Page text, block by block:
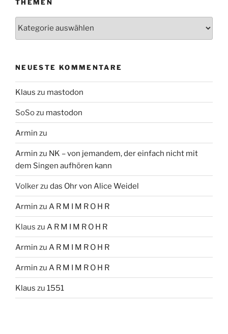
THEMEN
Themen
NEUESTE KOMMENTARE
Klaus zu mastodon
SoSozu mastodon
Armin zu
Armin zu NK – von jemandem, der einfach nicht mit
dem Singen aufhören kann
Volkerzu das Ohr von Alice Weidel
Armin zu A R M I M R O H R
Klaus zu A R M I M R O H R
Armin zu A R M I M R O H R
Armin zu A R M I M R O H R
Klaus zu 1551